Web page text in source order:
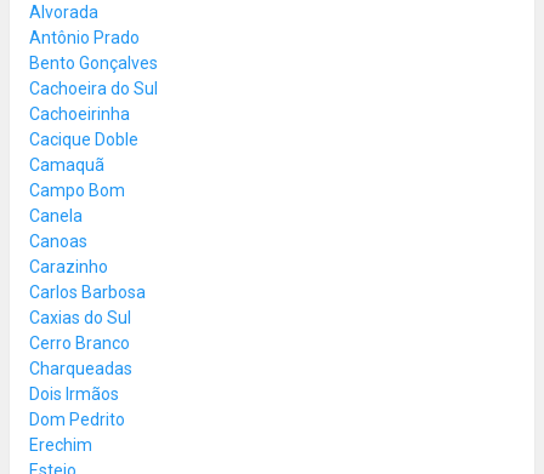
Alvorada
Antônio Prado
Bento Gonçalves
Cachoeira do Sul
Cachoeirinha
Cacique Doble
Camaquã
Campo Bom
Canela
Canoas
Carazinho
Carlos Barbosa
Caxias do Sul
Cerro Branco
Charqueadas
Dois Irmãos
Dom Pedrito
Erechim